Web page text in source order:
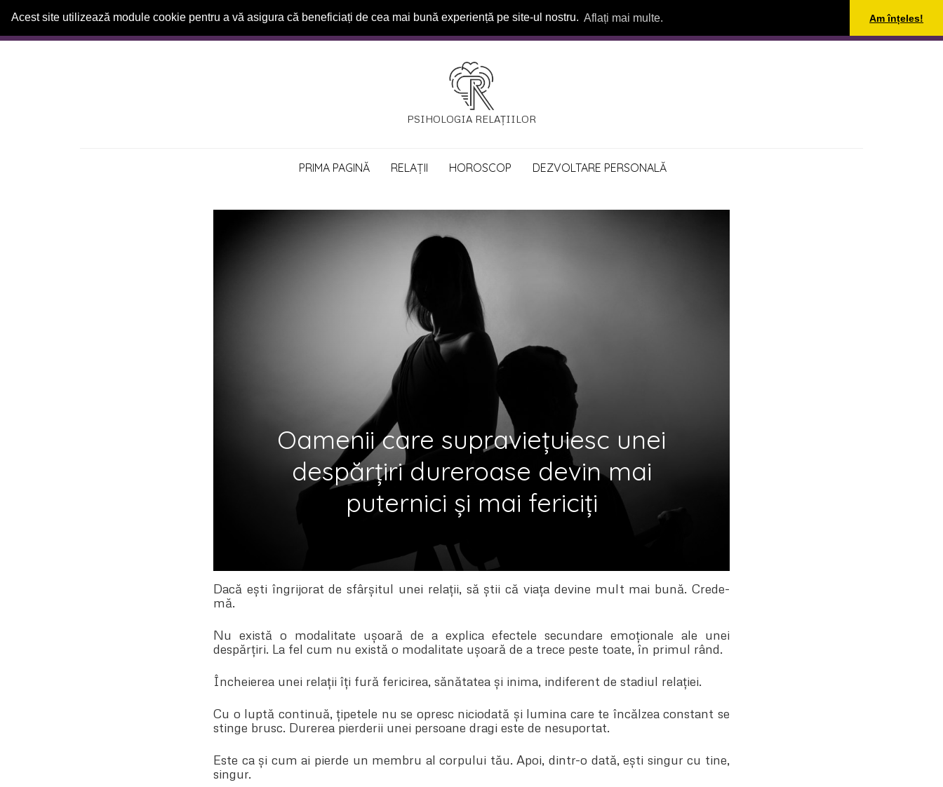
Acest site utilizează module cookie pentru a vă asigura că beneficiați de cea mai bună experiență pe site-ul nostru. Aflați mai multe. Am înțeles!
PSIHOLOGIA RELAȚIILOR
PRIMA PAGINĂ RELAȚII HOROSCOP DEZVOLTARE PERSONALĂ
Oamenii care supraviețuiesc unei
despărțiri dureroase devin mai
puternici și mai fericiți
Dacă ești îngrijorat de sfârșitul unei relații, să știi că viața devine mult mai bună. Crede-
mă.
Nu există o modalitate ușoară de a explica efectele secundare emoționale ale unei
despărțiri. La fel cum nu există o modalitate ușoară de a trece peste toate, în primul rând.
Încheierea unei relații îți fură fericirea, sănătatea și inima, indiferent de stadiul relației.
Cu o luptă continuă, țipetele nu se opresc niciodată și lumina care te încălzea constant se
stinge brusc. Durerea pierderii unei persoane dragi este de nesuportat.
Este ca și cum ai pierde un membru al corpului tău. Apoi, dintr-o dată, ești singur cu tine,
singur.